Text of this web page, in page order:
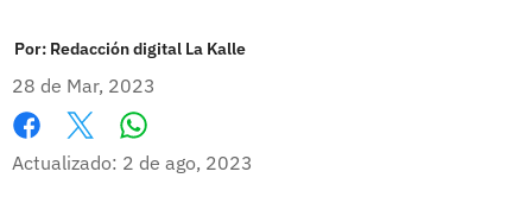
Por: Redacción digital La Kalle
28 de Mar, 2023
Facebook
X
Actualizado: 2 de ago, 2023